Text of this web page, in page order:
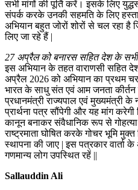
सभी मांगों की पूर्ति करें। इसके लिए
संपर्क करके उनकी सहमति के लिए
अभियान बहुत जोरों शोरों से चल रहा है
लिए जा रहे हैं |
27 अप्रैल को बनारस सहित देश के सभी
इस अभियान के तहत वाराणसी सहित
अप्रैल 2026 को अभियान का प्रथम
भारत के साधु संत एवं आम जनता कीर्तन
प्रधानमंत्री राज्यपाल एवं मुख्यमंत्री के
प्रार्थना पत्र सौंपेगी और यह मांग करेगी
कानून बनाकर संवैधानिक रूप से गोहत्या
राष्ट्रमाता घोषित करके गोचर भूमि
स्थापना की जाए | इस पत्रकार वार्ता
गणमान्य लोग उपस्थित रहें ||
Sallauddin Ali